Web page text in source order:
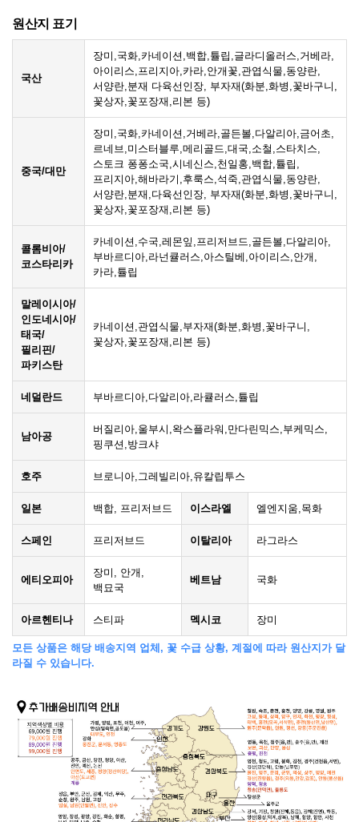
원산지 표기
국산
장미,국화,카네이션,백합,튤립,글라디올러스,거베라,
아이리스,프리지아,카라,안개꽃,관엽식물,동양란,
서양란,분재 다육선인장, 부자재(화분,화병,꽃바구니,
꽃상자,꽃포장재,리본 등)
중국/대만
장미,국화,카네이션,거베라,골든볼,다알리아,금어초,
르네브,미스터블루,메리골드,대국,소철,스타치스,
스토크 퐁퐁소국,시네신스,천일홍,백합,튤립,
프리지아,해바라기,후룩스,석죽,관엽식물,동양란,
서양란,분재,다육선인장, 부자재(화분,화병,꽃바구니,
꽃상자,꽃포장재,리본 등)
콜롬비아/
코스타리카
카네이션,수국,레몬잎,프리저브드,골든볼,다알리아,
부바르디아,라넌큘러스,아스틸베,아이리스,안개,
카라,튤립
말레이시아/
인도네시아/
태국/
필리핀/
파키스탄
카네이션,관엽식물,부자재(화분,화병,꽃바구니,
꽃상자,꽃포장재,리본 등)
네덜란드 부바르디아,다알리아,라큘러스,튤립
남아공
버질리아,울부시,왁스플라워,만다린믹스,부케믹스,
핑쿠션,방크샤
호주 브로니아,그레빌리아,유칼립투스
일본 백합, 프리저브드 이스라엘 엘엔지움,목화
스페인 프리저브드 이탈리아 라그라스
에티오피아
장미, 안개,
백묘국
베트남 국화
아르헨티나 스티파 멕시코 장미
모든 상품은 해당 배송지역 업체, 꽃 수급 상황, 계절에 따라 원산지가 달
라질 수 있습니다.